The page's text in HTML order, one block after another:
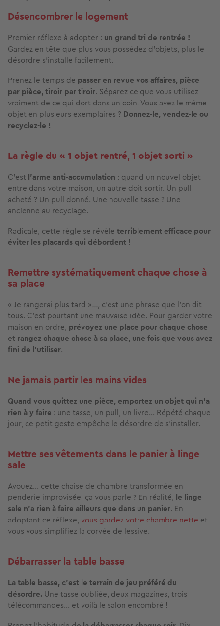
Désencombrer le logement
Premier réflexe à adopter : un grand tri de rentrée !
Gardez en tête que plus vous possédez d’objets, plus le
désordre s’installe facilement.
Prenez le temps de passer en revue vos affaires, pièce
par pièce, tiroir par tiroir. Séparez ce que vous utilisez
vraiment de ce qui dort dans un coin. Vous avez le même
objet en plusieurs exemplaires ? Donnez-le, vendez-le ou
recyclez-le !
La règle du « 1 objet rentré, 1 objet sorti »
C’est l’arme anti-accumulation : quand un nouvel objet
entre dans votre maison, un autre doit sortir. Un pull
acheté ? Un pull donné. Une nouvelle tasse ? Une
ancienne au recyclage.
Radicale, cette règle se révèle terriblement efficace pour
éviter les placards qui débordent !
Remettre systématiquement chaque chose à
sa place
« Je rangerai plus tard »…, c'est une phrase que l’on dit
tous. C'est pourtant une mauvaise idée. Pour garder votre
maison en ordre, prévoyez une place pour chaque chose
et rangez chaque chose à sa place, une fois que vous avez
fini de l’utiliser.
Ne jamais partir les mains vides
Quand vous quittez une pièce, emportez un objet qui n’a
rien à y faire : une tasse, un pull, un livre… Répété chaque
jour, ce petit geste empêche le désordre de s’installer.
Mettre ses vêtements dans le panier à linge
sale
Avouez… cette chaise de chambre transformée en
penderie improvisée, ça vous parle ? En réalité, le linge
sale n’a rien à faire ailleurs que dans un panier. En
adoptant ce réflexe, vous gardez votre chambre nette et
vous vous simplifiez la corvée de lessive.
Débarrasser la table basse
La table basse, c’est le terrain de jeu préféré du
désordre. Une tasse oubliée, deux magazines, trois
télécommandes… et voilà le salon encombré !